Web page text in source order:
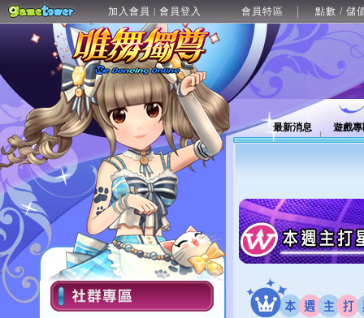
加入會員 | 會員登入 會員特區 點數 / 儲
最新消息 遊戲